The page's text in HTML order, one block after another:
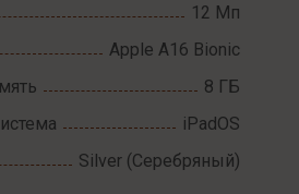
12 Мп
Apple A16 Bionic
8 ГБ
iPadOS
Silver (Серебряный)